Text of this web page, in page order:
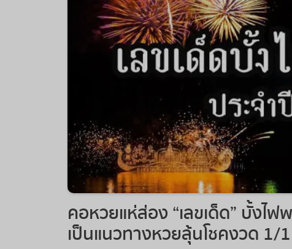
คอหวยแห่ส่อง “เลขเด็ด” บั้งไ
เป็นแนวทางหวยลุ้นโชคงวด 1/